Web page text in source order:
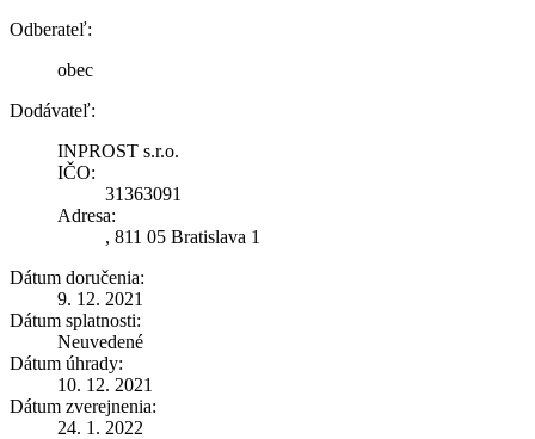
Odberateľ:
obec
Dodávateľ:
INPROST s.r.o.
IČO:
31363091
Adresa:
, 811 05 Bratislava 1
Dátum doručenia:
9. 12. 2021
Dátum splatnosti:
Neuvedené
Dátum úhrady:
10. 12. 2021
Dátum zverejnenia:
24. 1. 2022